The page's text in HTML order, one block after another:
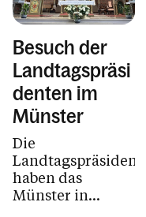
Besuch der
Landtagspräsi
denten im
Münster
Die
haben das
Münster in